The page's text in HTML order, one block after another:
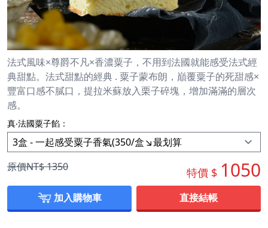
法式風味×尊爵不凡×香濃粟子，不用到法國就能感受法式經
典甜點。法式甜點的經典 . 粟子蒙布朗，巔覆粟子的死甜感×
豐富口感不膩口，提拉米蘇放入栗子碎塊，增加滿滿的層次
感。
真‧法國粟子餡：
原價NT$1350 特價 $ 1050
加入購物車 直接結帳